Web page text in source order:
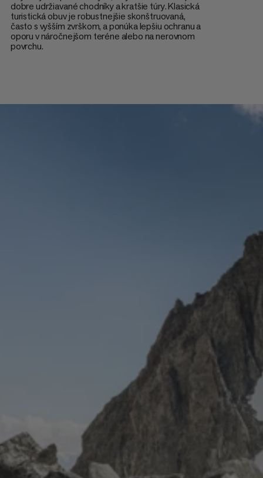
dobre udržiavané chodníky a kratšie túry. Klasická
turistická obuv je robustnejšie skonštruovaná,
často s vyšším zvrškom, a ponúka lepšiu ochranu a
oporu v náročnejšom teréne alebo na nerovnom
povrchu.